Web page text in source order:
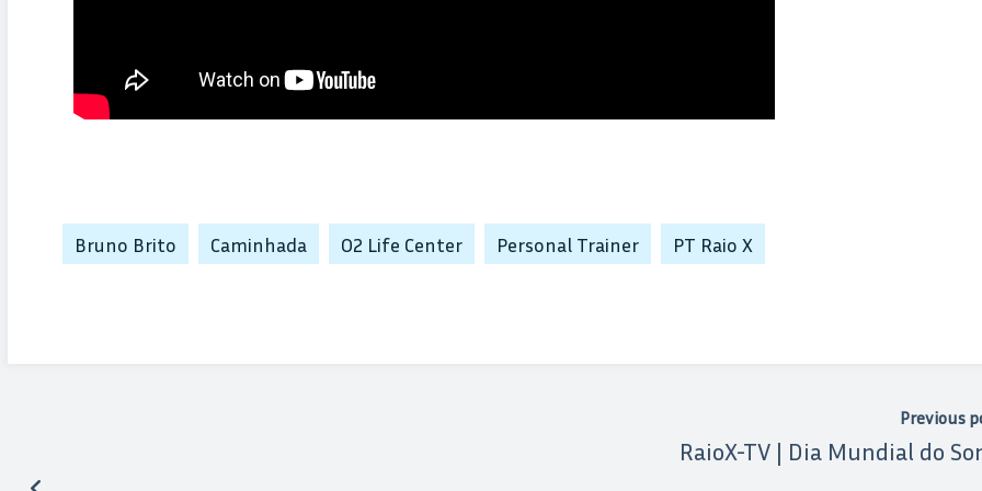
Bruno Brito Caminhada O2 Life Center Personal Trainer PT Raio X
Previous
RaioX-TV | Dia Mundial do